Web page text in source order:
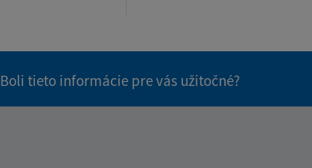
Boli tieto informácie pre vás užitočné?